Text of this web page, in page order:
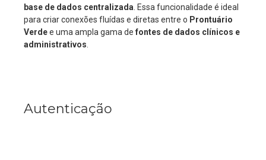
base de dados centralizada . Essa funcionalidade é ideal
para criar conexões fluídas e diretas entre o Prontuário
Verdee uma ampla gama de fontes de dados clínicos e
administrativos
Autenticação